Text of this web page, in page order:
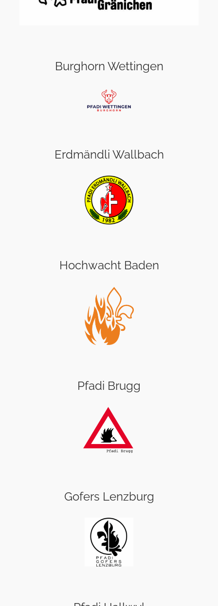
Burghorn Wettingen
Erdmändli Wallbach
Hochwacht Baden
Pfadi Brugg
Gofers Lenzburg